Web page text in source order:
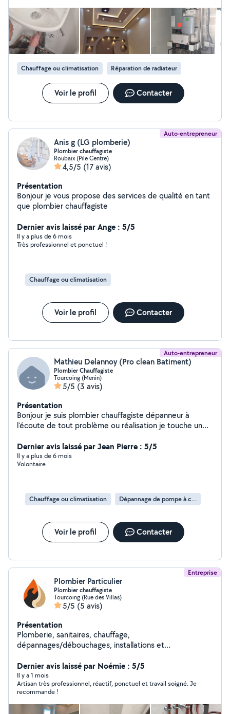
Chauffage ou climatisation Réparation de radiateur
Voir le profil Contacter
Auto-entrepreneur
Anis g (LG plomberie)
Plombier chauffagiste
Roubaix (Pile Centre)
4,5/5 (17 avis)
Présentation
Bonjour je vous propose des services de qualité en tant
que plombier chauffagiste
Dernier avis laissé par Ange : 5/5
Il y a plus de 6 mois
Très professionnel et ponctuel !
Chauffage ou climatisation
Voir le profil Contacter
Auto-entrepreneur
Mathieu Delannoy (Pro clean Batiment)
Plombier Chauffagiste
Tourcoing (Menin)
5/5 (3 avis)
Présentation
Bonjour je suis plombier chauffagiste dépanneur à
l'écoute de tout problème ou réalisation je touche un
Dernier avis laissé par Jean Pierre : 5/5
Il y a plus de 6 mois
Volontaire
Chauffage ou climatisation Dépannage de pompe à chaleur
Voir le profil Contacter
Entreprise
Plombier Particulier
Plombier chauffagiste
Tourcoing (Rue des Villas)
5/5 (5 avis)
Présentation
Plomberie, sanitaires, chauffage,
dépannages/débouchages, installations et
d'adoucisseurs, et pose de climatisations. Plomberie
des cuisines, projets d'aménagements des buanderies,
projets de salles de bains. Sollicitez-moi en direct
(référencé sur gmaps), le conseil est gratuit, le devis
aussi !
Dernier avis laissé par Noémie : 5/5
Il y a 1 mois
Artisan très professionnel, réactif, ponctuel et travail soigné. Je
recommande !